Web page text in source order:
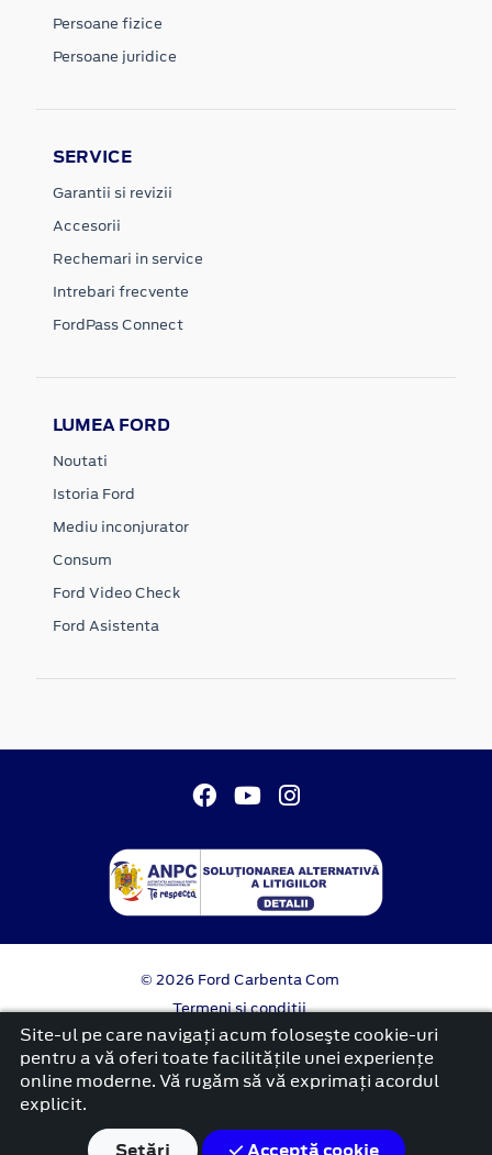
Persoane fizice
Persoane juridice
SERVICE
Garantii si revizii
Accesorii
Rechemari in service
Intrebari frecvente
FordPass Connect
LUMEA FORD
Noutati
Istoria Ford
Mediu inconjurator
Consum
Ford Video Check
Ford Asistenta
© 2026 Ford Carbenta Com
Termeni si conditii
Confidentialitate
Politica cookies
platformă dezvoltată de Workleto
Site-ul pe care navigați acum foloseşte cookie-uri
pentru a vă oferi toate facilitățile unei experiențe
online moderne. Vă rugăm să vă exprimați acordul
explicit.
Setări
Acceptă cookie